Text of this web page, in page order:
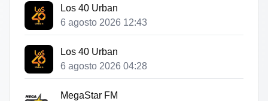
Los 40 Urban
6 agosto 2026 12:43
Los 40 Urban
6 agosto 2026 04:28
MegaStar FM